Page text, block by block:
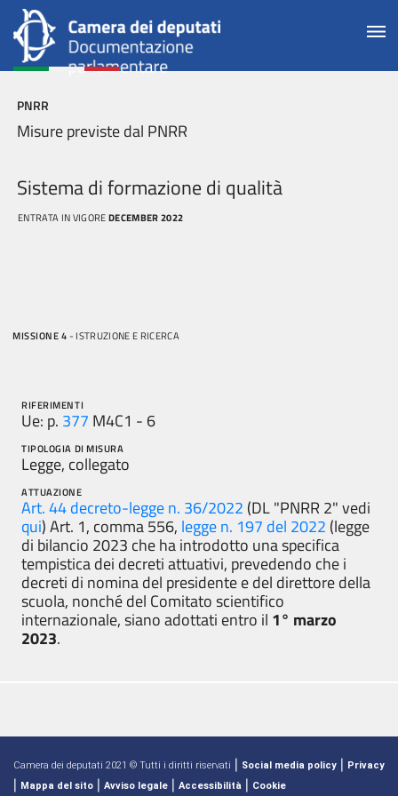
PNRR
Misure previste dal PNRR
Sistema di formazione di qualità
ENTRATA IN VIGOREDECEMBER 2022
MISSIONE 4 - ISTRUZIONE E RICERCA
RIFERIMENTI
Ue: p. 377 M4C1 - 6
TIPOLOGIA DI MISURA
Legge, collegato
ATTUAZIONE
Art. 44 decreto-legge n. 36/2022 (DL "PNRR 2" vedi
qui) Art. 1, comma 556, legge n. 197 del 2022 (legge
di bilancio 2023 che ha introdotto una specifica
tempistica dei decreti attuativi, prevedendo che i
decreti di nomina del presidente e del direttore della
scuola, nonché del Comitato scientifico
internazionale, siano adottati entro il 1° marzo
2023.
Camera dei deputati 2021 © Tutti i diritti riservati | Social media policy | Privacy
| Mappa del sito | Avviso legale | Accessibilità | Cookie